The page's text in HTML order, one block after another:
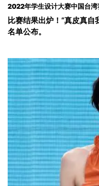
2022年学生设计大赛中国台湾
比赛结果出炉！“真皮真
名单公布。